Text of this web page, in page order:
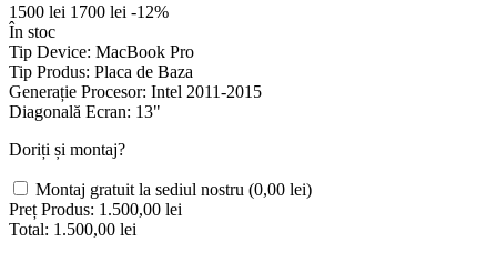
1500 lei 1700 lei -12%
În stoc
Tip Device: MacBook Pro
Tip Produs: Placa de Baza
Generație Procesor: Intel 2011-2015
Diagonală Ecran: 13"
Doriți și montaj?
Montaj gratuit la sediul nostru (0,00 lei)
Preț Produs: 1.500,00 lei
Total: 1.500,00 lei